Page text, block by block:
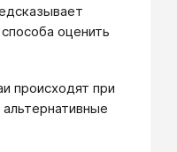
оценить
происходят при